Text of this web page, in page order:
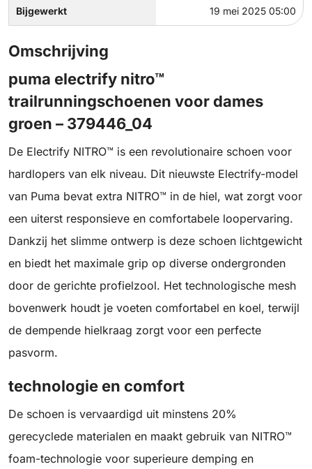
Bijgewerkt 19 mei 2025 05:00
Omschrijving
puma electrify nitro™
trailrunningschoenen voor dames
groen – 379446_04
De Electrify NITRO™ is een revolutionaire schoen voor
hardlopers van elk niveau. Dit nieuwste Electrify-model
van Puma bevat extra NITRO™ in de hiel, wat zorgt voor
een uiterst responsieve en comfortabele loopervaring.
Dankzij het slimme ontwerp is deze schoen lichtgewicht
en biedt het maximale grip op diverse ondergronden
door de gerichte profielzool. Het technologische mesh
bovenwerk houdt je voeten comfortabel en koel, terwijl
de dempende hielkraag zorgt voor een perfecte
pasvorm.
technologie en comfort
De schoen is vervaardigd uit minstens 20%
gerecyclede materialen en maakt gebruik van NITRO™
foam-technologie voor superieure demping en